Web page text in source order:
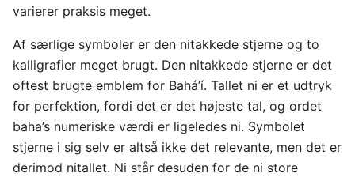
varierer praksis meget.
Af særlige symboler er den nitakkede stjerne og to
kalligrafier meget brugt. Den nitakkede stjerne er det
oftest brugte emblem for Bahá’í. Tallet ni er et udtryk
for perfektion, fordi det er det højeste tal, og ordet
baha’s numeriske værdi er ligeledes ni. Symbolet
stjerne i sig selv er altså ikke det relevante, men det er
derimod nitallet. Ni står desuden for de ni store